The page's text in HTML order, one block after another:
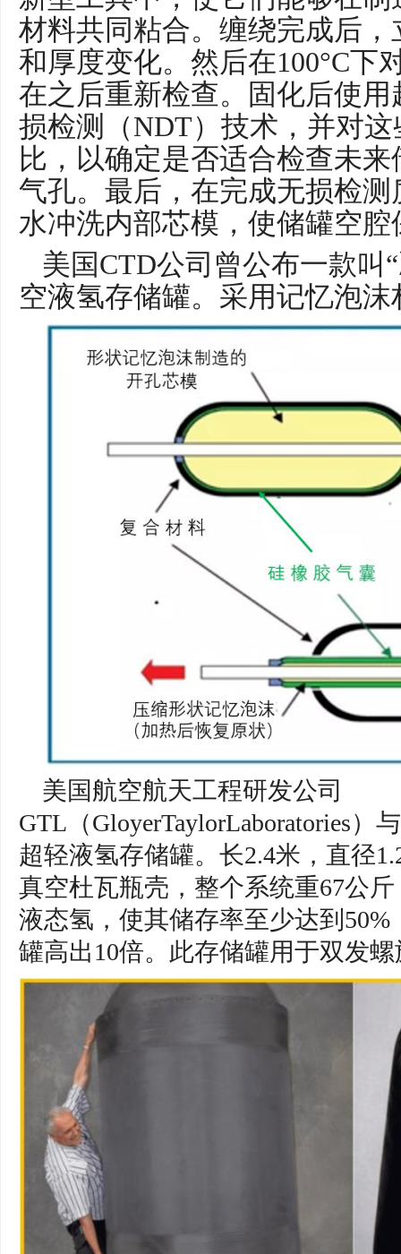
材料共同粘合。缠绕完成后
和厚度变化。然后在100°C下
在之后重新检查。固化后使
损检测（NDT）技术，并对
比，以确定是否适合检查未
气孔。最后，在完成无损检
水冲洗内部芯模，使储罐空腔
美国CTD公司曾公布一款叫
空液氢存储罐。采用记忆泡
美国航空航天工程研发公司
GTL（GloyerTaylorLaboratories）
超轻液氢存储罐。长2.4米，直径
真空杜瓦瓶壳，整个系统重67公
液态氢，使其储存率至少达到
罐高出10倍。此存储罐用于双发